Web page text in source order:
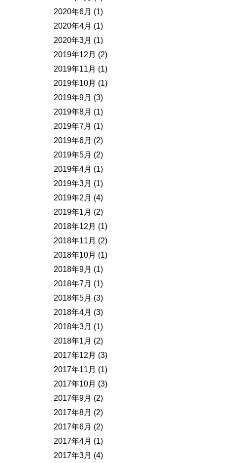
2020年6月 (1)
2020年4月 (1)
2020年3月 (1)
2019年12月 (2)
2019年11月 (1)
2019年10月 (1)
2019年9月 (3)
2019年8月 (1)
2019年7月 (1)
2019年6月 (2)
2019年5月 (2)
2019年4月 (1)
2019年3月 (1)
2019年2月 (4)
2019年1月 (2)
2018年12月 (1)
2018年11月 (2)
2018年10月 (1)
2018年9月 (1)
2018年7月 (1)
2018年5月 (3)
2018年4月 (3)
2018年3月 (1)
2018年1月 (2)
2017年12月 (3)
2017年11月 (1)
2017年10月 (3)
2017年9月 (2)
2017年8月 (2)
2017年6月 (2)
2017年4月 (1)
2017年3月 (4)